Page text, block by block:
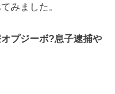
みました。
プジーボ?息子逮捕や